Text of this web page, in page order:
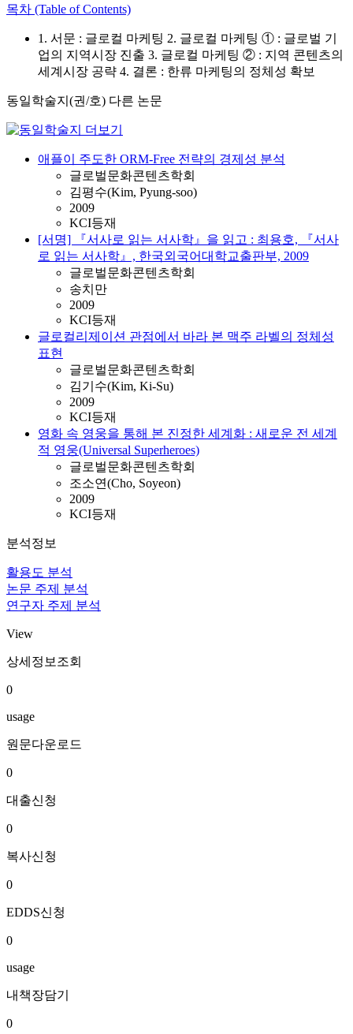
목차 (Table of Contents)
1. 서문 : 글로컬 마케팅 2. 글로컬 마케팅 ① : 글로벌 기
업의 지역시장 진출 3. 글로컬 마케팅 ② : 지역 콘텐츠의
세계시장 공략 4. 결론 : 한류 마케팅의 정체성 확보
동일학술지(권/호) 다른 논문
애플이 주도한 ORM-Free 전략의 경제성 분석
글로벌문화콘텐츠학회
김평수(Kim, Pyung-soo)
2009
KCI등재
[서명] 『서사로 읽는 서사학』을 읽고 : 최용호, 『서사
로 읽는 서사학』, 한국외국어대학교출판부, 2009
글로벌문화콘텐츠학회
송치만
2009
KCI등재
글로컬리제이션 관점에서 바라 본 맥주 라벨의 정체성
표현
글로벌문화콘텐츠학회
김기수(Kim, Ki-Su)
2009
KCI등재
영화 속 영웅을 통해 본 진정한 세계화 : 새로운 전 세계
적 영웅(Universal Superheroes)
글로벌문화콘텐츠학회
조소연(Cho, Soyeon)
2009
KCI등재
분석정보
활용도 분석
논문 주제 분석
연구자 주제 분석
View
상세정보조회
0
usage
원문다운로드
0
대출신청
0
복사신청
0
EDDS신청
0
usage
내책장담기
0